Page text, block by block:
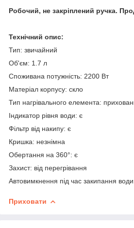
Робочий, не закріплений ручка.
Технічний опис:
Тип: звичайний
Об'єм: 1.7 л
Споживана потужність: 2200 Вт
Матеріал корпусу: скло
Тип нагрівального елемента:
Індикатор рівня води: є
Фільтр від накипу: є
Кришка: незнімна
Обертання на 360°: є
Захист: від перегрівання
Автовимкнення під час закипання
Приховати